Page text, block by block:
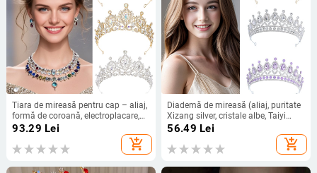
Tiara de mireasă pentru cap – aliaj,
formă de coroană, electroplacare,
cristale albe
93.29 Lei
add_shopping_cart
Diademă de mireasă (aliaj, puritate
Xizang silver, cristale albe, Taiyi
jewelry)
56.49 Lei
add_shopping_cart